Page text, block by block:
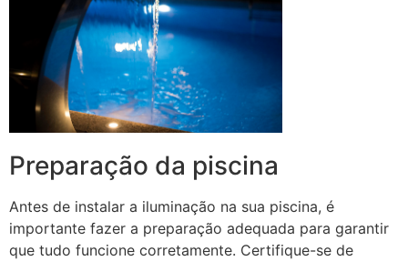
Preparação da piscina
Antes de instalar a iluminação na sua piscina, é
importante fazer a preparação adequada para garantir
que tudo funcione corretamente. Certifique-se de